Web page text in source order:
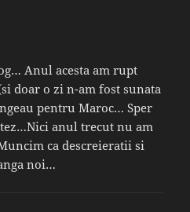
Anul acesta am rupt
doar o zi n-am fost sunata
pentru Maroc… Sper
anul trecut nu am
ca descreieratii si
noi…